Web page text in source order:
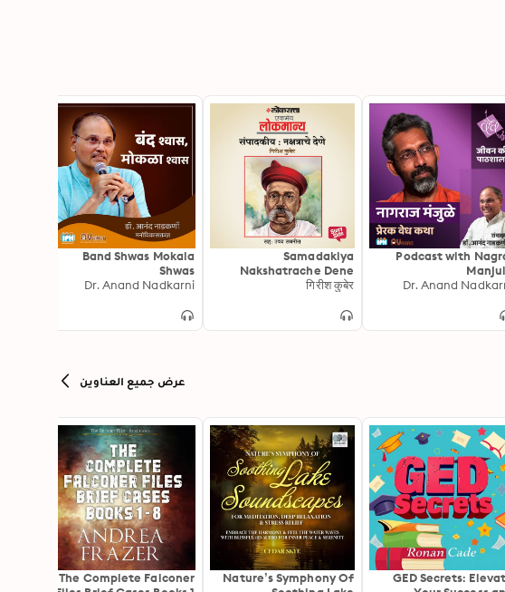
Podcast with
Dr. Anand
Samadakiya
Nakshatrache Dene
गिरीश कुबेर
Band Shwas Mokala
Shwas
Dr. Anand Nadkarni
عرض جميع العناوين
GED Secrets:
Nature’s Symphony Of
The Complete Falconer